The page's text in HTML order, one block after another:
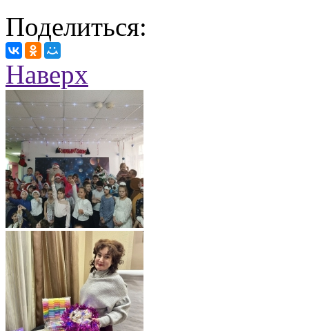
Поделиться:
Наверх